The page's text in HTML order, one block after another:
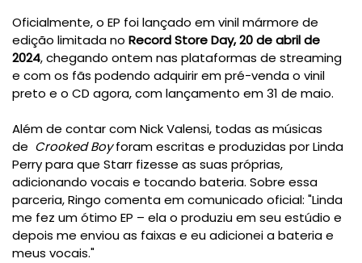
Oficialmente, o EP foi lançado em vinil mármore de
edição limitada no Record Store Day, 20 de abril de
2024, chegando ontem nas plataformas de streaming
e com os fãs podendo adquirir em pré-venda o vinil
preto e o CD agora, com lançamento em 31 de maio.
Além de contar com Nick Valensi, todas as músicas
de Crooked Boyforam escritas e produzidas por Linda
Perry para que Starr fizesse as suas próprias,
adicionando vocais e tocando bateria. Sobre essa
parceria, Ringo comenta em comunicado oficial: "Linda
me fez um ótimo EP – ela o produziu em seu estúdio e
depois me enviou as faixas e eu adicionei a bateria e
meus vocais."